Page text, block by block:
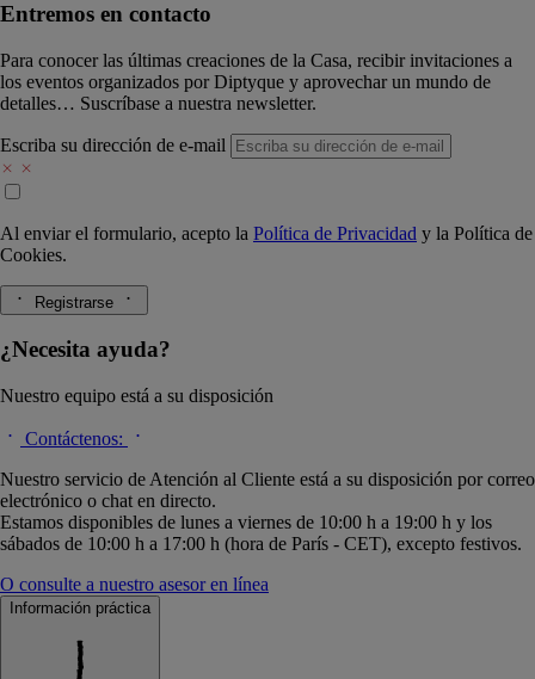
Entremos en contacto
Para conocer las últimas creaciones de la Casa, recibir invitaciones a
los eventos organizados por Diptyque y aprovechar un mundo de
detalles… Suscríbase a nuestra newsletter.
Escriba su dirección de e-mail
Al enviar el formulario, acepto la Política de Privacidad y la Política de
Cookies.
Registrarse
¿Necesita ayuda?
Nuestro equipo está a su disposición
Contáctenos:
Nuestro servicio de Atención al Cliente está a su disposición por correo
electrónico o chat en directo.
Estamos disponibles de lunes a viernes de 10:00 h a 19:00 h y los
sábados de 10:00 h a 17:00 h (hora de París - CET), excepto festivos.
O consulte a nuestro asesor en línea
Información práctica